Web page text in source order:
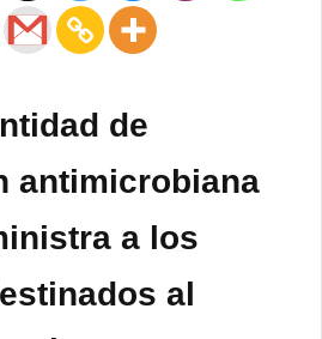
de
antimicrobiana
a los
al